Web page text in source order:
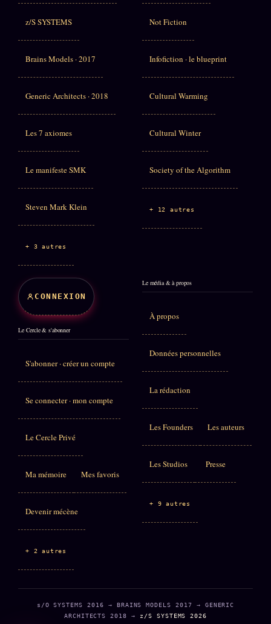
z/S SYSTEMS
Brains Models · 2017
Generic Architects · 2018
Les 7 axiomes
Le manifeste SMK
Steven Mark Klein
+ 3 autres
Not Fiction
Infofiction · le blueprint
Cultural Warming
Cultural Winter
Society of the Algorithm
+ 12 autres
CONNEXION
Le Cercle & s'abonner
S'abonner · créer un compte
Se connecter · mon compte
Le Cercle Privé
Ma mémoire Mes favoris
Devenir mécène
+ 2 autres
Le média & à propos
À propos
Données personnelles
La rédaction
Les Founders Les auteurs
Les Studios Presse
+ 9 autres
s/O SYSTEMS 2016 → BRAINS MODELS 2017 → GENERIC
ARCHITECTS 2018 → z/S SYSTEMS 2026